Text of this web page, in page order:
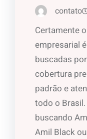
contato
Certamente
empresarial
buscadas
cobertura
padrão e
todo o
buscando
Amil Black